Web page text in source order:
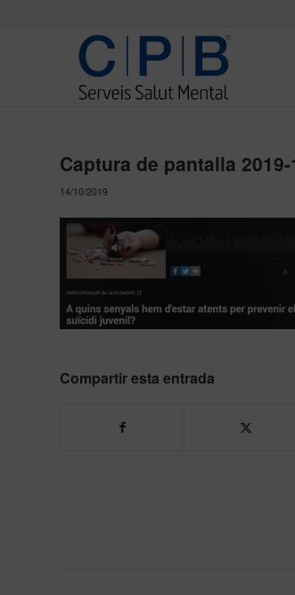
Captura de pantalla
14/10/2019
Compartir esta entrada